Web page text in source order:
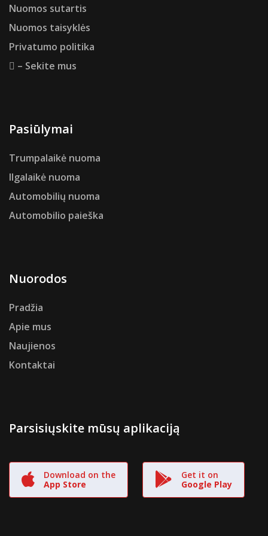
Nuomos sutartis
Nuomos taisyklės
Privatumo politika
– Sekite mus
Pasiūlymai
Trumpalaikė nuoma
Ilgalaikė nuoma
Automobilių nuoma
Automobilio paieška
Nuorodos
Pradžia
Apie mus
Naujienos
Kontaktai
Parsisiųskite mūsų aplikaciją
Download on the
App Store
Get it on
Google Play